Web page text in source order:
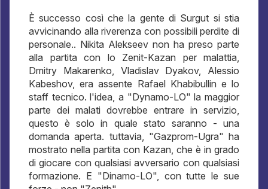
È successo così che la gente di Surgut si stia
avvicinando alla riverenza con possibili perdite di
personale.. Nikita Alekseev non ha preso parte
alla partita con lo Zenit-Kazan per malattia,
Dmitry Makarenko, Vladislav Dyakov, Alessio
Kabeshov, era assente Rafael Khabibullin e lo
staff tecnico. l'idea, a "Dynamo-LO" la maggior
parte dei malati dovrebbe entrare in servizio,
questo è solo in quale stato saranno - una
domanda aperta. tuttavia, "Gazprom-Ugra" ha
mostrato nella partita con Kazan, che è in grado
di giocare con qualsiasi avversario con qualsiasi
formazione. E "Dinamo-LO", con tutte le sue